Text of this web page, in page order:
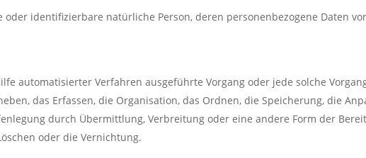
identifizierbare natürliche Person, deren personenbezogene Daten
automatisierter Verfahren ausgeführte Vorgang oder jede solche
das Erfassen, die Organisation, das Ordnen, die Speicherung, die
durch Übermittlung, Verbreitung oder eine andere Form der
oder die Vernichtung.